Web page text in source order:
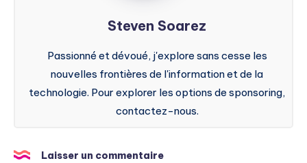
Steven Soarez
Passionné et dévoué, j'explore sans cesse les
nouvelles frontières de l'information et de la
technologie. Pour explorer les options de sponsoring,
contactez-nous.
Laisser un commentaire